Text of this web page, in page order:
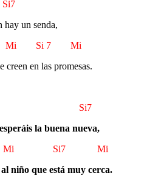
Si7
hay un senda,
7 Mi
creen en las promesas.
Si7
la buena nueva,
Si7 Mi
niño que está muy cerca.